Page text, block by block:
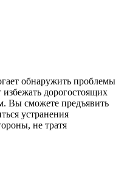
обнаружить проблемы
избежать дорогостоящих
Вы сможете предъявить
устранения
не тратя